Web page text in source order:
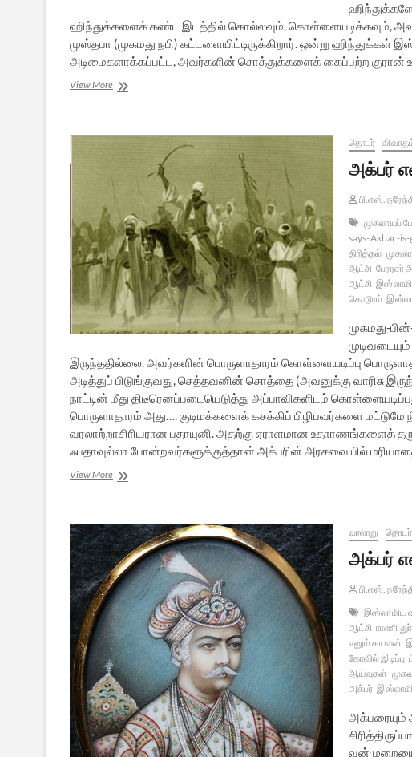
ஹிந்துக்களே
ஹிந்துக்களைக் கண்ட இடத்தில் கொல்லவும், கொள்ளையடிக்கவும்,
முஸ்தபா (முகமது நபி) கட்டளையிட்டிருக்கிறார். ஒன்று
அடிமைகளாக்கப்பட்ட, அவர்களின் சொத்துக்களைக் கைப்பற்ற குரான்
View Moreஅக்பர்
தொடர்
அக்பர்
பி.எஸ்.
முகலாயப்
says-Akbar-
திரித்தல்
ஆட்சி பேரரசர்
ஆட்சி
கொடூரம்
முகமது-
இருந்ததில்லை. அவர்களின் பொருளாதாரம் கொள்ளையடிப்பு
அடித்துப் பிடுங்குவது, செத்தவனின் சொத்தை (அவனுக்கு வாரிசு
நாட்டின் மீது திடீரெனப்படையெடுத்து அப்பாவிகளிடம்
பொருளாதாரம் அது…. குடிமக்களைக் கசக்கிப் பிழிபவர்களை
வரலாற்றாசிரியரான பதாயுனி. அதற்கு ஏராளமான உதாரணங்களைத்
ஃபதாவுல்லா போன்றவர்களுக்குத்தான் அக்பரின் அரசவையில்
View Moreஅக்பர்
14
வரலாறு தொடர்
அக்பர்
பி.எஸ்.
இஸ்லாமிய
ஆட்சி ராணி
எனும் கயவன்
கோவில் இடிப்பு
ஆய்வுகள்
அக்பர்
அக்பரையும்
வன்முறையை